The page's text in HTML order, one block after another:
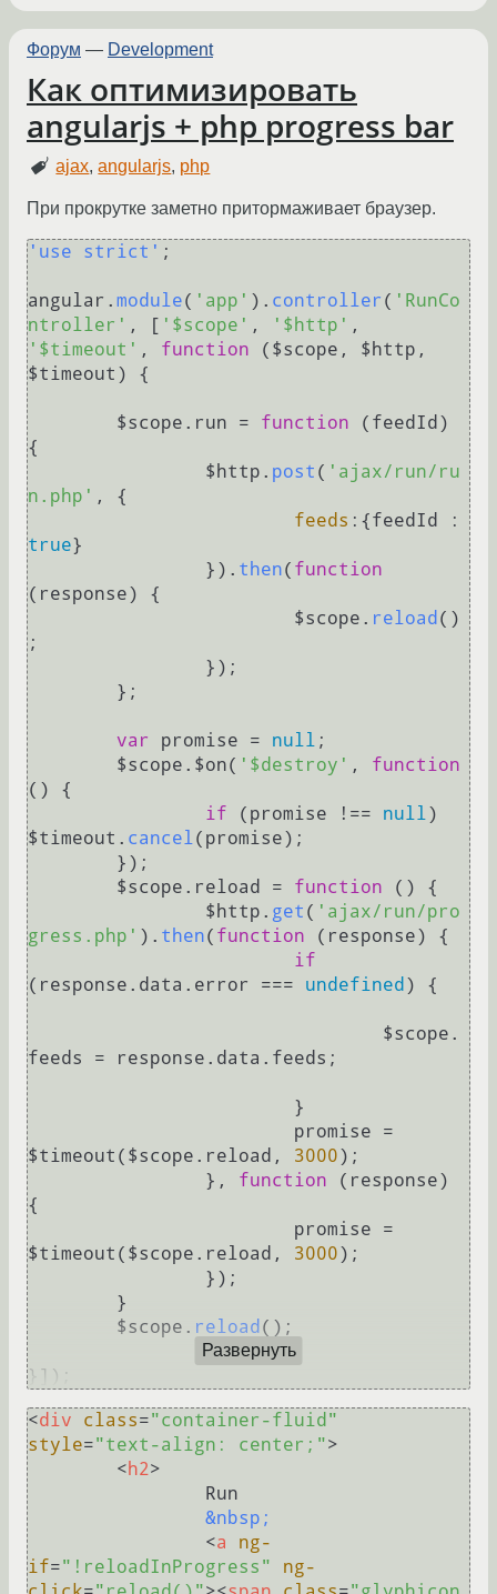
Форум — Development
Как оптимизировать
angularjs + php progress bar
ajax,angularjs, php
При прокрутке заметно притормаживает браузер.
'use strict' ;
angular. module( 'app' ). controller ( 'RunCo
ntroller' , [ '$scope' , '$http'
'$timeout' , function ( $scope, $http,
$timeout ) {
	$scope.
run = function ( feedId )
{
		$http.
post ( 'ajax/run/ru
n.php' , {
feeds
:{feedId :
true}
		}).
then( function
( response) {
			$scope.
reload ()
;
var promise = null ;
	$scope.$on(
'$destroy' , function
( ) {
if (promise !== null )
$timeout. cancel (promise);
	$scope.
reload = function ( ) {
		$http.
get ( 'ajax/run/pro
gress.php' ). then( function ( response) {
if
(response. data . error === undefined ) {
				$scope.
feeds
= response. data . feeds ;
$timeout($scope. reload , 3000);
		},
function ( response)
{
$timeout($scope. reload , 3000);
	$scope.
reload ();
Развернуть
<div class="container-fluid"
style="text-align: center;">
<h2>
&nbsp;
<a
ng-
if="!reloadInProgress"
ng-